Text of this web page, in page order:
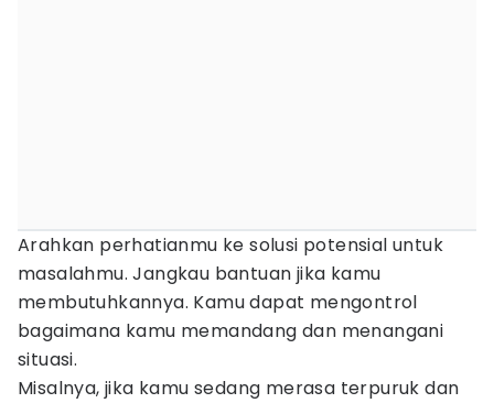
Arahkan perhatianmu ke solusi potensial untuk
masalahmu. Jangkau bantuan jika kamu
membutuhkannya. Kamu dapat mengontrol
bagaimana kamu memandang dan menangani
situasi.
Misalnya, jika kamu sedang merasa terpuruk dan